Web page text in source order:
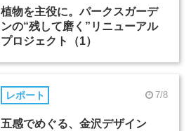
植物を主役に。パークスガーデ
ンの“残して磨く”リニューアル
プロジェクト（1）
レポート 7/8
五感でめぐる、金沢デザイン